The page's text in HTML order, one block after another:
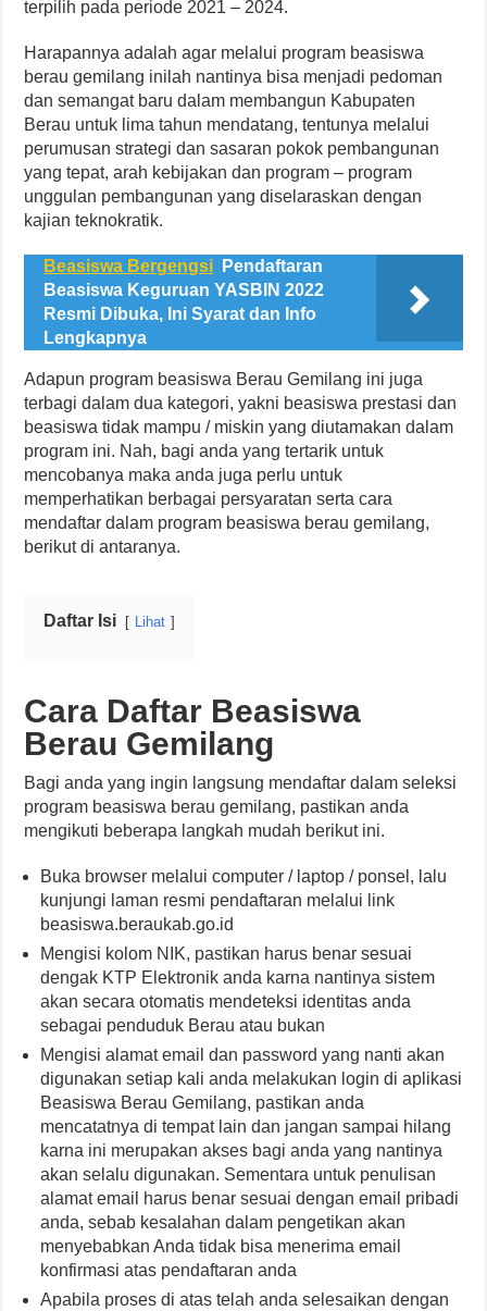
terpilih pada periode 2021 – 2024.
Harapannya adalah agar melalui program beasiswa
berau gemilang inilah nantinya bisa menjadi pedoman
dan semangat baru dalam membangun Kabupaten
Berau untuk lima tahun mendatang, tentunya melalui
perumusan strategi dan sasaran pokok pembangunan
yang tepat, arah kebijakan dan program – program
unggulan pembangunan yang diselaraskan dengan
kajian teknokratik.
Beasiswa Bergengsi
Pendaftaran
Beasiswa Keguruan YASBIN 2022
Resmi Dibuka, Ini Syarat dan Info
Lengkapnya
Adapun program beasiswa Berau Gemilang ini juga
terbagi dalam dua kategori, yakni beasiswa prestasi dan
beasiswa tidak mampu / miskin yang diutamakan dalam
program ini. Nah, bagi anda yang tertarik untuk
mencobanya maka anda juga perlu untuk
memperhatikan berbagai persyaratan serta cara
mendaftar dalam program beasiswa berau gemilang,
berikut di antaranya.
Daftar Isi Lihat
Cara Daftar Beasiswa
Berau Gemilang
Bagi anda yang ingin langsung mendaftar dalam seleksi
program beasiswa berau gemilang, pastikan anda
mengikuti beberapa langkah mudah berikut ini.
Buka browser melalui computer / laptop / ponsel, lalu
kunjungi laman resmi pendaftaran melalui link
beasiswa.beraukab.go.id
Mengisi kolom NIK, pastikan harus benar sesuai
dengak KTP Elektronik anda karna nantinya sistem
akan secara otomatis mendeteksi identitas anda
sebagai penduduk Berau atau bukan
Mengisi alamat email dan password yang nanti akan
digunakan setiap kali anda melakukan login di aplikasi
Beasiswa Berau Gemilang, pastikan anda
mencatatnya di tempat lain dan jangan sampai hilang
karna ini merupakan akses bagi anda yang nantinya
akan selalu digunakan. Sementara untuk penulisan
alamat email harus benar sesuai dengan email pribadi
anda, sebab kesalahan dalam pengetikan akan
menyebabkan Anda tidak bisa menerima email
konfirmasi atas pendaftaran anda
Apabila proses di atas telah anda selesaikan dengan